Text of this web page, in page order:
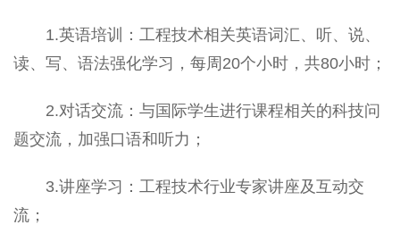
1.英语培训：工程技术相关英语词汇、听、说、
读、写、语法强化学习，每周20个小时，共80小时；
2.对话交流：与国际学生进行课程相关的科技问
题交流，加强口语和听力；
3.讲座学习：工程技术行业专家讲座及互动交
流；